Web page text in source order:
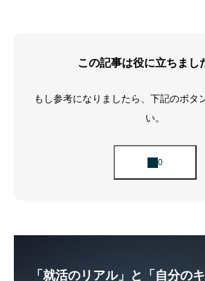
この記事は役に立ちまし
もし参考になりましたら、下記のボタ
い。
「就活のリアル」と「自分の